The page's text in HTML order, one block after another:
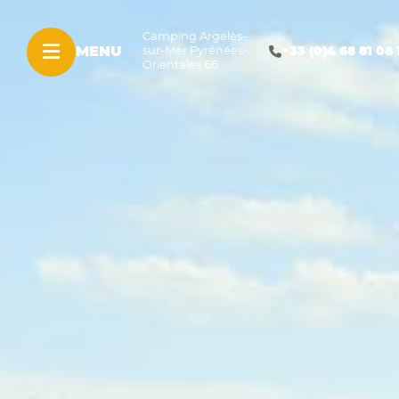
MENU
Camping Argelès-
sur-Mer Pyrénées-
Orientales 66
+33 (0)4 68 81 08